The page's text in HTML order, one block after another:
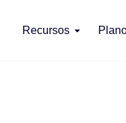
Recursos